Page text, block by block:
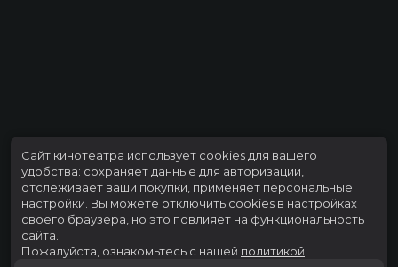
Сайт кинотеатра использует cookies для вашего
удобства: сохраняет данные для авторизации,
отслеживает ваши покупки, применяет персональные
настройки. Вы можете отключить cookies в настройках
своего браузера, но это повлияет на функциональность
сайта.
Пожалуйста, ознакомьтесь с нашей политикой